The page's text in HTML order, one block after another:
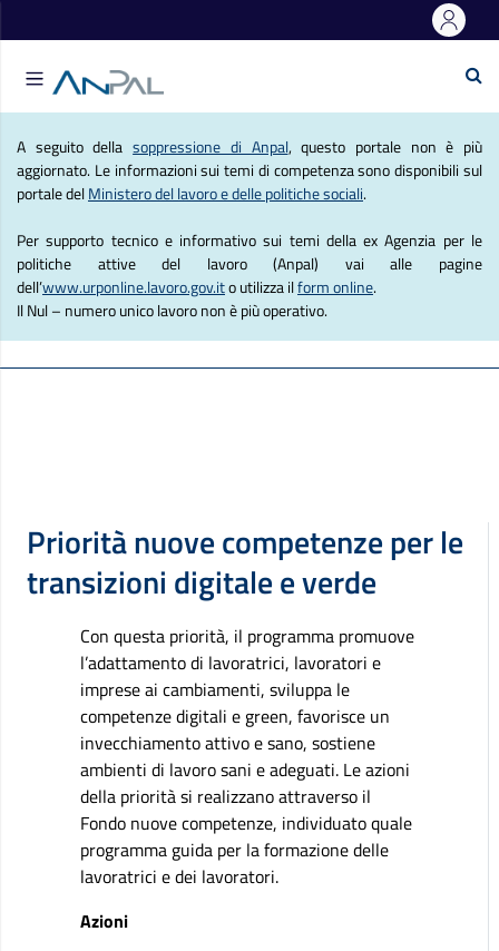
Agenzia Nazionale
A seguito dellasoppressione di Anpal, questo portale non è più
aggiornato. Le informazioni sui temi di competenza sono disponibili sul
portale delMinistero del lavoro e delle politiche sociali.
Per supporto tecnico e informativo sui temi della ex Agenzia per le
politiche attive del lavoro (Anpal) vai alle pagine
dell’www.urponline.lavoro.gov.ito utilizza ilform online.
Il Nul – numero unico lavoro non è più operativo.
Priorità nuove competenze per le
transizioni digitale e verde
Con questa priorità, il programma promuove
l’adattamento di lavoratrici, lavoratori e
imprese ai cambiamenti, sviluppa le
competenze digitali e green, favorisce un
invecchiamento attivo e sano, sostiene
ambienti di lavoro sani e adeguati. Le azioni
della priorità si realizzano attraverso il
Fondo nuove competenze, individuato quale
programma guida per la formazione delle
lavoratrici e dei lavoratori.
Azioni